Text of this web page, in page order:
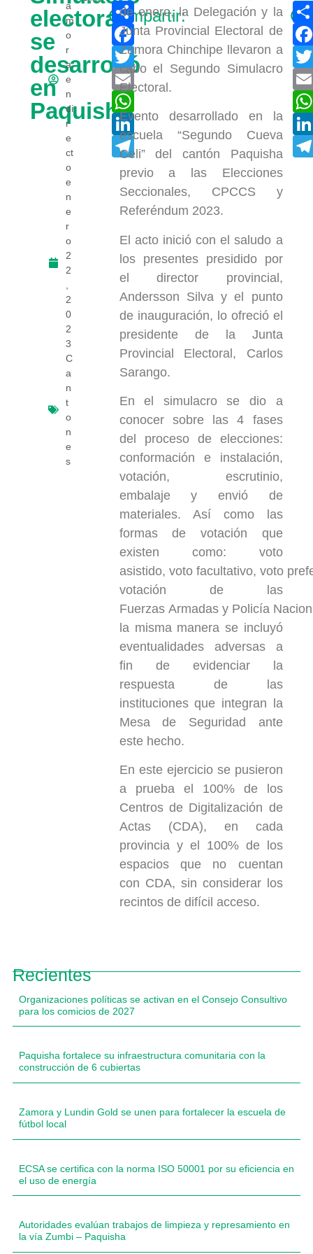
electoral
se
desarrolló
en
Paquisha
a
m
o
r
a
e
n
di
r
e
ct
o
e
n
e
r
o
2
2
2
0
2
3
C
a
n
t
o
n
e
s
Compartir:
Compartir
Facebook
Twitter
Email
WhatsApp
LinkedIn
Telegram
de enero, la Delegación y la
Junta Provincial Electoral de
Zamora Chinchipe llevaron a
cabo el Segundo Simulacro
Electoral.
Evento desarrollado en la
escuela “Segundo Cueva
Celi” del cantón Paquisha
previo a las Elecciones
Seccionales, CPCCS y
Referéndum 2023.
El acto inició con el saludo a
los presentes presidido por
el director provincial,
Andersson Silva y el punto
de inauguración, lo ofreció el
presidente de la Junta
Provincial Electoral, Carlos
Sarango.
En el simulacro se dio a
conocer sobre las 4 fases
del proceso de elecciones:
conformación e instalación,
votación, escrutinio,
embalaje y envió de
materiales. Así como las
formas de votación que
existen como: voto
asistido, voto facultativo, voto
votación de las
Fuerzas Armadas y Policía
la misma manera se incluyó
eventualidades adversas a
fin de evidenciar la
respuesta de las
instituciones que integran la
Mesa de Seguridad ante
este hecho.
En este ejercicio se pusieron
a prueba el 100% de los
Centros de Digitalización de
Actas (CDA), en cada
provincia y el 100% de los
espacios que no cuentan
con CDA, sin considerar los
recintos de difícil acceso.
Recientes
Organizaciones políticas se activan en el Consejo Consultivo
para los comicios de 2027
Paquisha fortalece su infraestructura comunitaria con la
construcción de 6 cubiertas
Zamora y Lundin Gold se unen para fortalecer la escuela de
fútbol local
ECSA se certifica con la norma ISO 50001 por su eficiencia en
el uso de energía
Autoridades evalúan trabajos de limpieza y represamiento en
la vía Zumbi – Paquisha